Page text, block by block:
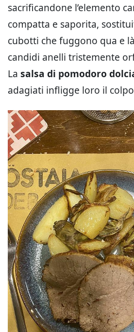
sacrificandone l’elemento
compatta e saporita,
cubotti che fuggono qua e
candidi anelli tristemente
La salsa di pomodoro
adagiati infligge loro il